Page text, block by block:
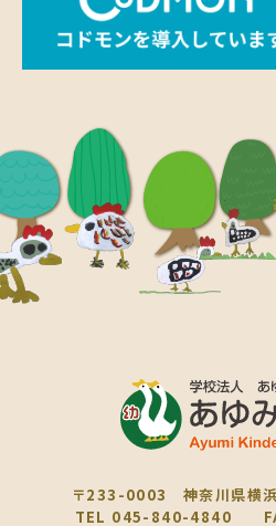
〒233-0003 神奈川県横
TEL 045-840-4840